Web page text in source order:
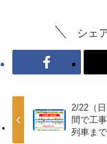
シェ
2/22（
間で工
列車まで